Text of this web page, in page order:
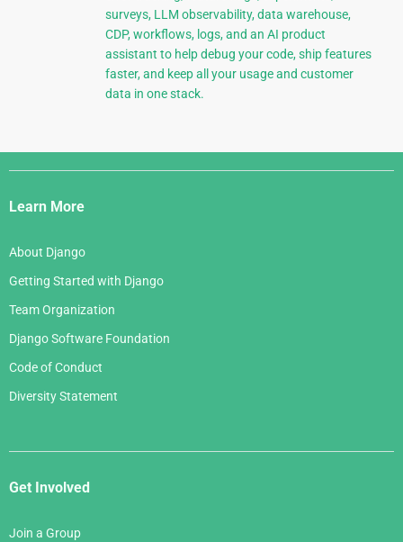
surveys, LLM observability, data warehouse,
CDP, workflows, logs, and an AI product
assistant to help debug your code, ship features
faster, and keep all your usage and customer
data in one stack.
Django
Links
Learn More
About Django
Getting Started with Django
Team Organization
Django Software Foundation
Code of Conduct
Diversity Statement
Get Involved
Join a Group